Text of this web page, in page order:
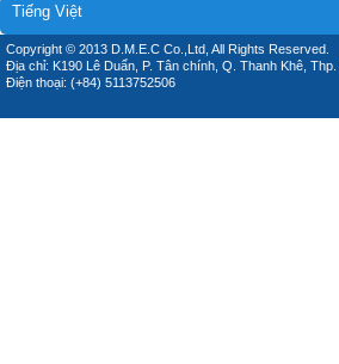
Tiếng Việt
Copyright © 2013 D.M.E.C Co.,Ltd, All Rights Reserved.
Địa chỉ: K190 Lê Duẩn, P. Tân chính, Q. Thanh Khê,
Điện thoại: (+84) 5113752506